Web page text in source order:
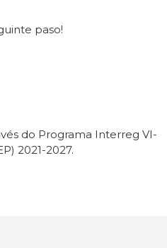
paso!
do Programa Interreg VI-
2021-2027.